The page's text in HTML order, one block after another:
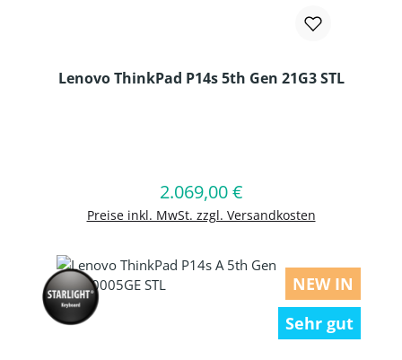
Lenovo ThinkPad P14s 5th Gen 21G3 STL
Regulärer Preis:
2.069,00 €
Preise inkl. MwSt. zzgl. Versandkosten
In den Warenkorb
NEW IN
Sehr gut